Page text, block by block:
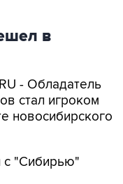
в
- Обладатель
стал игроком
новосибирского
с "Сибирью"